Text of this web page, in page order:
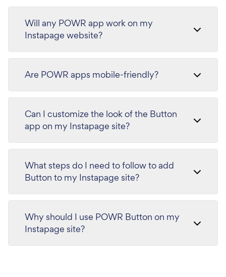
Will any POWR app work on my
Instapage website?
Are POWR apps mobile-friendly?
Can I customize the look of the Button
app on my Instapage site?
What steps do I need to follow to add
Button to my Instapage site?
Why should I use POWR Button on my
Instapage site?